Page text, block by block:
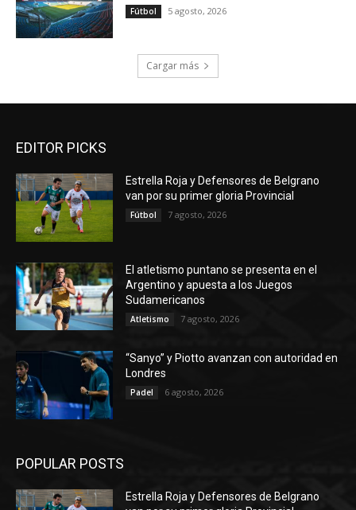
Fútbol 5 agosto, 2026
Cargar más
EDITOR PICKS
Estrella Roja y Defensores de Belgrano
van por su primer gloria Provincial
Fútbol 7 agosto, 2026
El atletismo puntano se presenta en el
Argentino y apuesta a los Juegos
Sudamericanos
Atletismo 7 agosto, 2026
“Sanyo” y Piotto avanzan con autoridad en
Londres
Padel 6 agosto, 2026
POPULAR POSTS
Estrella Roja y Defensores de Belgrano